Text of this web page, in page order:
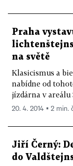
Praha
na světě
Klasicismus a
nabídne od
jízdárna v areálu
20. 4. 2014 ▪ 2 min.
Jiří Černý:
do